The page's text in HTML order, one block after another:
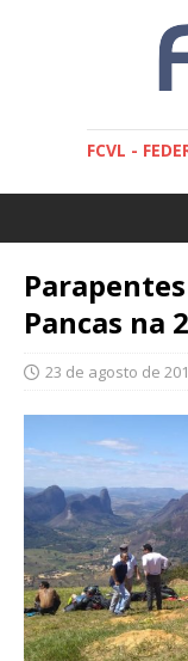
FCVL -
Pancas na
23 de agosto de